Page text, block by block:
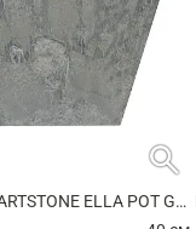
search
КАШПО ARTSTONE ELLA POT GREY